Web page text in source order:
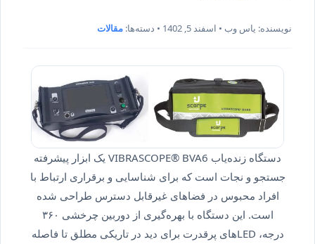
نویسنده: یاس وب • اسفند 5, 1402 • دسته‌ها: مقالات
دستگاه زنده‌یاب VIBRASCOPE® BVA6 یک ابزار پیشرفته
جستجو و نجات است که برای شناسایی و برقراری ارتباط با
افراد محبوس در فضاهای غیرقابل دسترس طراحی شده
است. این دستگاه با بهره‌گیری از دوربین چرخشی ۳۶۰
درجه، LEDهای پرقدرت برای دید در تاریکی مطلق تا فاصله